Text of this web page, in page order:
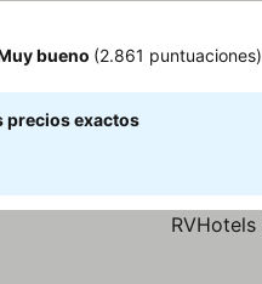
bueno (2.861 puntuaciones)
precios exactos